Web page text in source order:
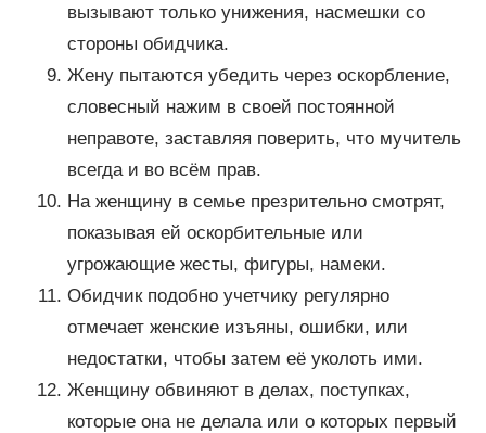
вызывают только унижения, насмешки со
стороны обидчика.
Жену пытаются убедить через оскорбление,
словесный нажим в своей постоянной
неправоте, заставляя поверить, что мучитель
всегда и во всём прав.
На женщину в семье презрительно смотрят,
показывая ей оскорбительные или
угрожающие жесты, фигуры, намеки.
Обидчик подобно учетчику регулярно
отмечает женские изъяны, ошибки, или
недостатки, чтобы затем её уколоть ими.
Женщину обвиняют в делах, поступках,
которые она не делала или о которых первый